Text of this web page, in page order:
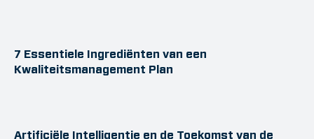
7 Essentiele Ingrediënten van een
Kwaliteitsmanagement Plan
Artificiële Intelligentie en de Toekomst van de